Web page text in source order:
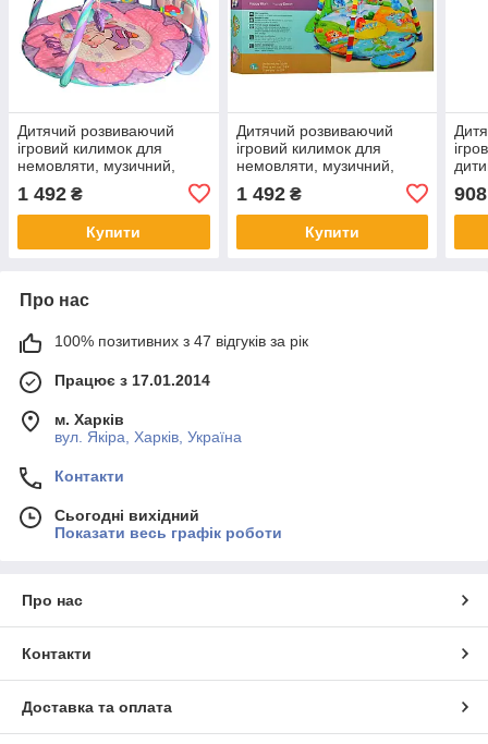
Дитячий розвиваючий
ігровий килимок для
немовляти, музичний,
82*82 см, рожевий, 789-
13-13A
1 492 ₴
Купити
Дитячий розвиваючий
ігровий килимок для
немовляти, музичний,
різнокольоровий, 789-13-
13A
1 492₴
Купити
908
Про нас
100% позитивних з 47 відгуків за рік
Працює з 17.01.2014
м. Харків
вул. Якіра, Харків, Україна
Контакти
Сьогодні вихідний
Показати весь графік роботи
Про нас
Контакти
Доставка та оплата